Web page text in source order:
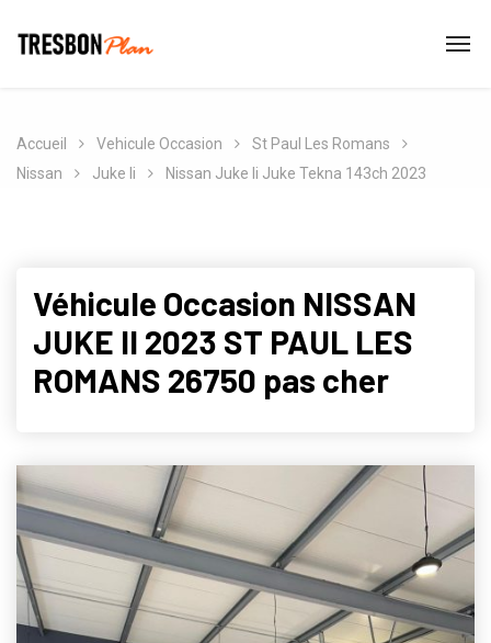
Accueil Vehicule Occasion
St Paul Les Romans
Nissan
Juke Ii Nissan Juke Ii Juke Tekna 143ch 2023
Véhicule Occasion NISSAN
JUKE II 2023 ST PAUL LES
ROMANS 26750 pas cher